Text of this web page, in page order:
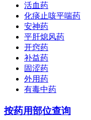
活血药
化痰止咳平喘药
安神药
平肝熄风药
开窍药
补益药
固涩药
外用药
有毒中药
按药用部位查询